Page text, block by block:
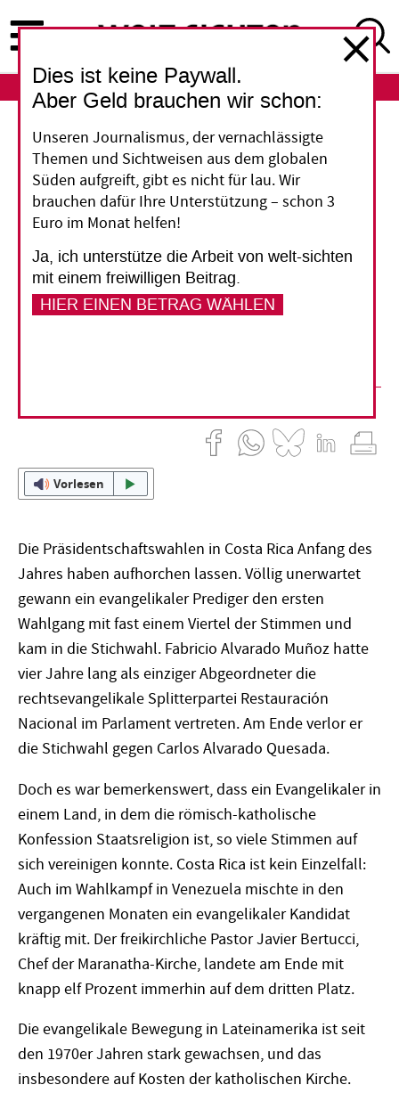
zum
Inhalt
ABO
Evangelikale
Auf Stimmenfang im
Namen des Herrn
Evangelikale Prediger mischen neuerdings in
Lateinamerika erfolgreich bei Wahlen mit.
Mangel an politischer Erfahrung machen sie mit
Vorlesen
Die Präsidentschaftswahlen in Costa Rica Anfang des
Jahres haben aufhorchen lassen. Völlig unerwartet
gewann ein evangelikaler Prediger den ersten
Wahlgang mit fast einem Viertel der Stimmen und
kam in die Stichwahl. Fabricio Alvarado Muñoz hatte
vier Jahre lang als einziger Abgeordneter die
rechtsevangelikale Splitterpartei Restauración
Nacional im Parlament vertreten. Am Ende verlor er
die Stichwahl gegen Carlos Alvarado Quesada.
Doch es war bemerkenswert, dass ein Evangelikaler in
einem Land, in dem die römisch-katholische
Konfession Staatsreligion ist, so viele Stimmen auf
sich vereinigen konnte. Costa Rica ist kein Einzelfall:
Auch im Wahlkampf in Venezuela mischte in den
vergangenen Monaten ein evangelikaler Kandidat
kräftig mit. Der freikirchliche Pastor Javier Bertucci,
Chef der Maranatha-Kirche, landete am Ende mit
knapp elf Prozent immerhin auf dem dritten Platz.
Die evangelikale Bewegung in Lateinamerika ist seit
den 1970er Jahren stark gewachsen, und das
insbesondere auf Kosten der katholischen Kirche.
Dies ist keine Paywall.
Aber Geld brauchen wir schon:
Unseren Journalismus, der vernachlässigte
Themen und Sichtweisen aus dem globalen
Süden aufgreift, gibt es nicht für lau. Wir
brauchen dafür Ihre Unterstützung – schon 3
Euro im Monat helfen!
Ja, ich unterstütze die Arbeit von welt-sichten
mit einem freiwilligen Beitrag.
HIER EINEN BETRAG WÄHLEN